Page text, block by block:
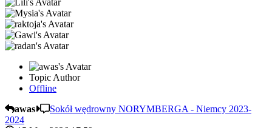
Topic Author
Offline
awas
Sokół wędrowny NORYMBERGA - Niemcy 2023-
2024